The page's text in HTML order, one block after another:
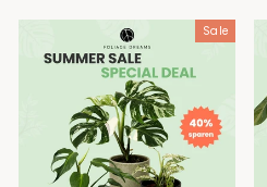
Sale